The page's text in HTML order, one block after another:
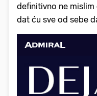
definitivno ne
dat ću sve od sebe